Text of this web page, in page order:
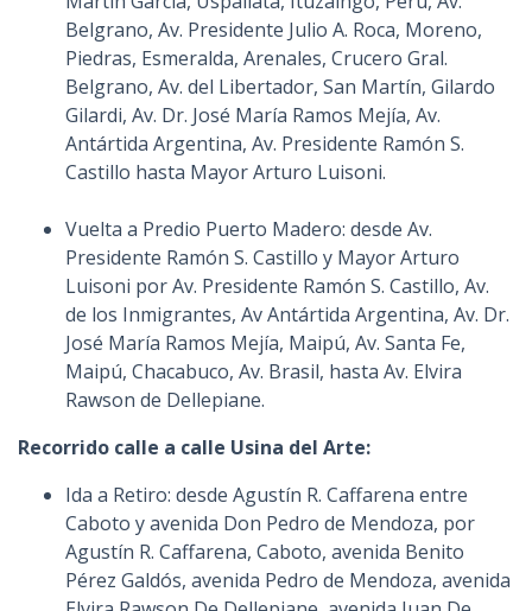
Belgrano, Av. Presidente Julio A. Roca, Moreno,
Piedras, Esmeralda, Arenales, Crucero Gral.
Belgrano, Av. del Libertador, San Martín, Gilardo
Gilardi, Av. Dr. José María Ramos Mejía, Av.
Antártida Argentina, Av. Presidente Ramón S.
Castillo hasta Mayor Arturo Luisoni.
Vuelta a Predio Puerto Madero: desde Av.
Presidente Ramón S. Castillo y Mayor Arturo
Luisoni por Av. Presidente Ramón S. Castillo, Av.
de los Inmigrantes, Av Antártida Argentina, Av. Dr.
José María Ramos Mejía, Maipú, Av. Santa Fe,
Maipú, Chacabuco, Av. Brasil, hasta Av. Elvira
Rawson de Dellepiane.
Recorrido calle a calle Usina del Arte:
Ida a Retiro: desde Agustín R. Caffarena entre
Caboto y avenida Don Pedro de Mendoza, por
Agustín R. Caffarena, Caboto, avenida Benito
Pérez Galdós, avenida Pedro de Mendoza, avenida